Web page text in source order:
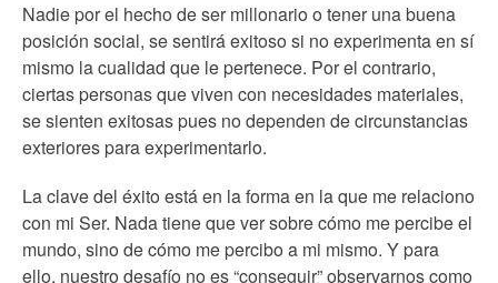
Nadie por el hecho de ser millonario o tener una buena
posición social, se sentirá exitoso si no experimenta en sí
mismo la cualidad que le pertenece. Por el contrario,
ciertas personas que viven con necesidades materiales,
se sienten exitosas pues no dependen de circunstancias
exteriores para experimentarlo.
La clave del éxito está en la forma en la que me relaciono
con mi Ser. Nada tiene que ver sobre cómo me percibe el
mundo, sino de cómo me percibo a mi mismo. Y para
ello, nuestro desafío no es “conseguir” observarnos como